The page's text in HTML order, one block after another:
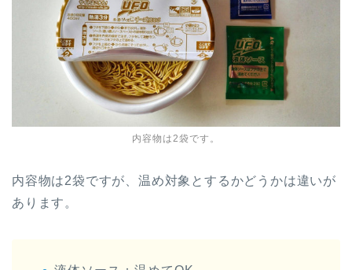
内容物は2袋です。
内容物は2袋ですが、温め対象とするかどうかは違いが
あります。